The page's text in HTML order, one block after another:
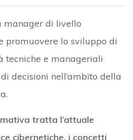
manager di livello
promuovere lo sviluppo di
tecniche e manageriali
decisioni nell’ambito della
tratta l’attuale
cibernetiche, i concetti